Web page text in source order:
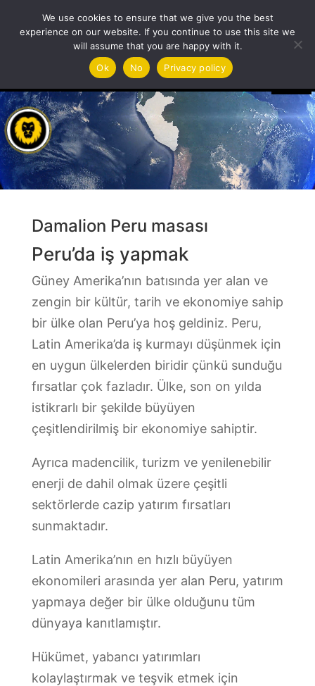
Damalion Peru masası
Peru’da iş yapmak
Güney Amerika’nın batısında yer alan ve
zengin bir kültür, tarih ve ekonomiye sahip
bir ülke olan Peru’ya hoş geldiniz. Peru,
Latin Amerika’da iş kurmayı düşünmek için
en uygun ülkelerden biridir çünkü sunduğu
fırsatlar çok fazladır. Ülke, son on yılda
istikrarlı bir şekilde büyüyen
çeşitlendirilmiş bir ekonomiye sahiptir.
Ayrıca madencilik, turizm ve yenilenebilir
enerji de dahil olmak üzere çeşitli
sektörlerde cazip yatırım fırsatları
sunmaktadır.
Latin Amerika’nın en hızlı büyüyen
ekonomileri arasında yer alan Peru, yatırım
yapmaya değer bir ülke olduğunu tüm
dünyaya kanıtlamıştır.
Hükümet, yabancı yatırımları
kolaylaştırmak ve teşvik etmek için
We use cookies to ensure that we give you the best
experience on our website. If you continue to use this site we
will assume that you are happy with it.
Ok
No Privacy policy